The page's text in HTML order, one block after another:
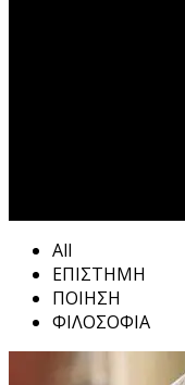
All
ΕΠΙΣΤΗΜΗ
ΠΟΙΗΣΗ
ΦΙΛΟΣΟΦΙΑ